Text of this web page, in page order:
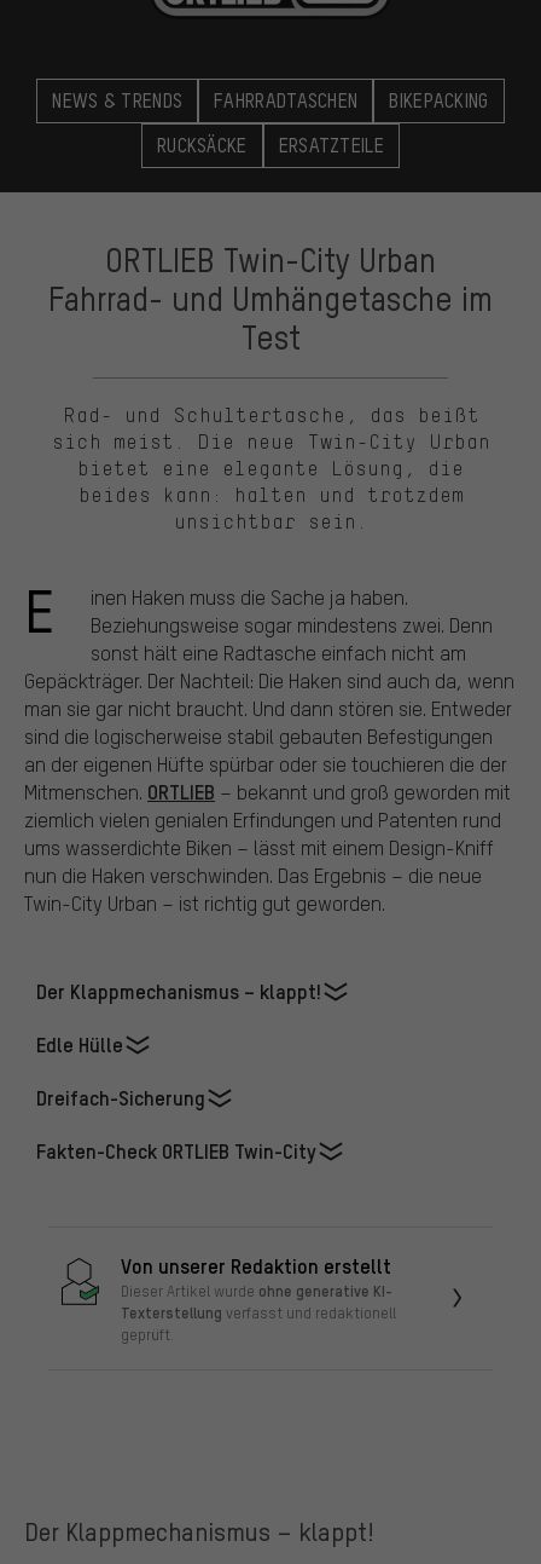
NEWS & TRENDS FAHRRADTASCHEN
BIKEPACKING
RUCKSÄCKE
ERSATZTEILE
ORTLIEB Twin-City Urban
Fahrrad- und Umhängetasche im
Test
Rad- und Schultertasche, das beißt
sich meist. Die neue Twin-City Urban
bietet eine elegante Lösung, die
beides kann: halten und trotzdem
unsichtbar sein.
E
inen Haken muss die Sache ja haben.
Beziehungsweise sogar mindestens zwei. Denn
sonst hält eine Radtasche einfach nicht am
Gepäckträger. Der Nachteil: Die Haken sind auch da, wenn
man sie gar nicht braucht. Und dann stören sie. Entweder
sind die logischerweise stabil gebauten Befestigungen
an der eigenen Hüfte spürbar oder sie touchieren die der
Mitmenschen. ORTLIEB – bekannt und groß geworden mit
ziemlich vielen genialen Erfindungen und Patenten rund
ums wasserdichte Biken – lässt mit einem Design-Kniff
nun die Haken verschwinden. Das Ergebnis – die neue
Twin-City Urban – ist richtig gut geworden.
Der Klappmechanismus – klappt!
Edle Hülle
Dreifach-Sicherung
Fakten-Check ORTLIEB Twin-City
Von unserer Redaktion erstellt
Dieser Artikel wurde ohne generative KI-
Texterstellung verfasst und redaktionell
geprüft.
Der Klappmechanismus – klappt!